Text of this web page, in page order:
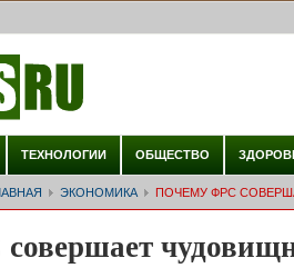
ТЕХНОЛОГИИ ОБЩЕСТВО
ЭКОНОМИКА ПОЧЕМУ ФРС